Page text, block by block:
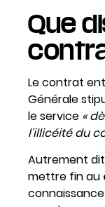
Que
Le contrat
Générale
le service «
l’illicéité du
Autrement
mettre fin au
connaissance